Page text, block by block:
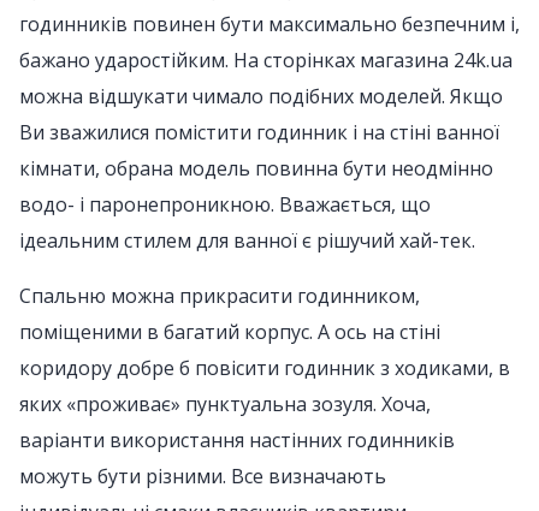
годинників повинен бути максимально безпечним і,
бажано ударостійким. На сторінках магазина 24k.ua
можна відшукати чимало подібних моделей. Якщо
Ви зважилися помістити годинник і на стіні ванної
кімнати, обрана модель повинна бути неодмінно
водо- і паронепроникною. Вважається, що
ідеальним стилем для ванної є рішучий хай-тек.
Спальню можна прикрасити годинником,
поміщеними в багатий корпус. А ось на стіні
коридору добре б повісити годинник з ходиками, в
яких «проживає» пунктуальна зозуля. Хоча,
варіанти використання настінних годинників
можуть бути різними. Все визначають